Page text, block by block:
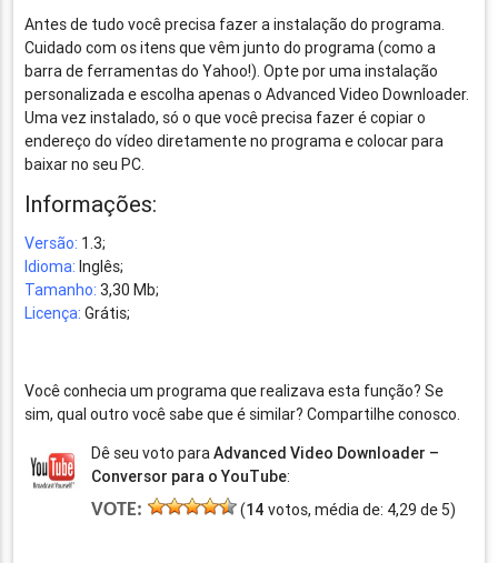
Antes de tudo você precisa fazer a instalação do programa.
Cuidado com os itens que vêm junto do programa (como a
barra de ferramentas do Yahoo!). Opte por uma instalação
personalizada e escolha apenas o Advanced Video Downloader.
Uma vez instalado, só o que você precisa fazer é copiar o
endereço do vídeo diretamente no programa e colocar para
baixar no seu PC.
Informações:
Versão: 1.3;
Idioma: Inglês;
Tamanho: 3,30 Mb;
Licença: Grátis;
Você conhecia um programa que realizava esta função? Se
sim, qual outro você sabe que é similar? Compartilhe conosco.
Dê seu voto paraAdvanced Video Downloader –
Conversor para o YouTube:
VOTE: (14 votos, média de: 4,29 de 5)